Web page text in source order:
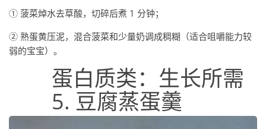
① 菠菜焯水去草酸，切碎后煮 1 分钟；
② 熟蛋黄压泥，混合菠菜和少量奶调成稠糊（适合咀嚼能力较
弱的宝宝）。
蛋白质类：生长所需
5. 豆腐蒸蛋羹